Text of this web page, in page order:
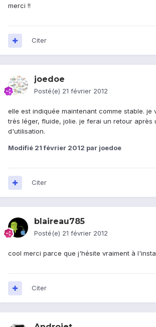
merci !!
Citer
joedoe
Posté(e) 21 février 2012
elle est indiquée maintenant comme stable. je
très léger, fluide, jolie. je ferai un retour après
d'utilisation.
Modifié 21 février 2012 par joedoe
Citer
blaireau785
Posté(e) 21 février 2012
cool merci parce que j'hésite vraiment à
Citer